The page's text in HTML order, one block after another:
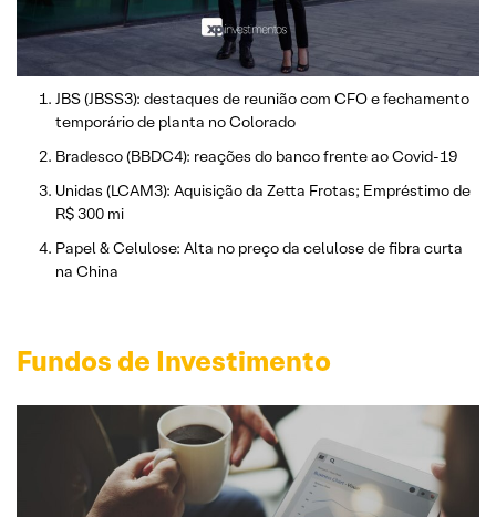
JBS (JBSS3): destaques de reunião com CFO e fechamento
temporário de planta no Colorado
Bradesco (BBDC4): reações do banco frente ao Covid-19
Unidas (LCAM3): Aquisição da Zetta Frotas; Empréstimo de
R$ 300 mi
Papel & Celulose: Alta no preço da celulose de fibra curta
na China
Fundos de Investimento